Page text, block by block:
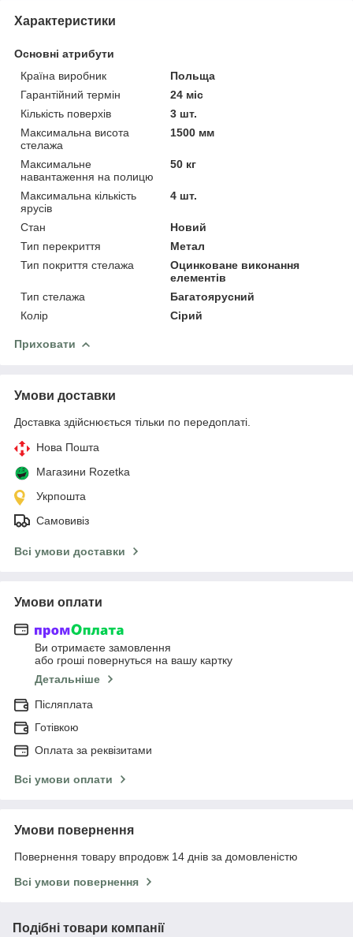
Характеристики
Основні атрибути
Країна виробник
Польща
Гарантійний термін
24 міс
Кількість поверхів
3 шт.
Максимальна висота
стелажа
1500 мм
Максимальне
навантаження на полицю
50 кг
Максимальна кількість
ярусів
4 шт.
Стан
Новий
Тип перекриття
Метал
Тип покриття стелажа
Оцинковане виконання
елементів
Тип стелажа
Багатоярусний
Колір
Сірий
Приховати
Умови доставки
Доставка здійснюється тільки по передоплаті.
Нова Пошта
Магазини Rozetka
Укрпошта
Самовивіз
Всі умови доставки
Умови оплати
Ви отримаєте замовлення
або гроші повернуться на вашу картку
Детальніше
Післяплата
Готівкою
Оплата за реквізитами
Всі умови оплати
Умови повернення
Повернення товару впродовж 14 днів за домовленістю
Всі умови повернення
Подібні товари компанії